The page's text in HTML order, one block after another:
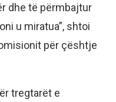
dhe të përmbajtur
u miratua”, shtoi
për çështje
tregtarët e